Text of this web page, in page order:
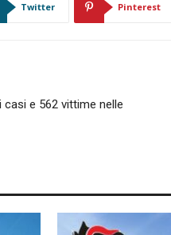
Twitter Pinterest
casi e 562 vittime nelle